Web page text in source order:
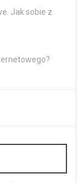
Jak sobie z